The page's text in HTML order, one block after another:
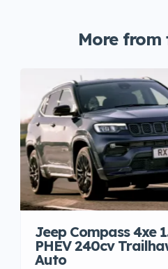
More from
Jeep Compass 4xe
PHEV 240cv
Auto